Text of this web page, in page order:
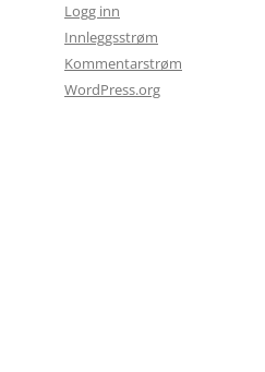
Logg inn
Innleggsstrøm
Kommentarstrøm
WordPress.org